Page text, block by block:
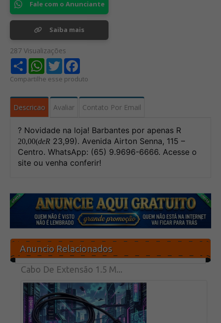
Fale com o Anunciante
Saiba mais
287 Visualizações
Share WhatsApp
Twitter
Compartilhe esse produto
Descricao Avaliar Contato Por Email
? Novidade na loja! Barbantes por apenas R
20,00(deR 23,99). Avenida Airton Senna, 115 –
Centro. WhatsApp: (65) 9.9696-6666. Acesse o
site ou venha conferir!
Anuncio Relacionados
Cabo De Extensão 1.5 M...